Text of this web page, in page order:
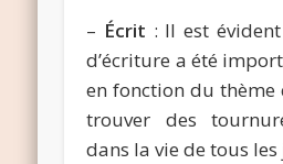
– Écrit : Il est
d’écriture a été
en fonction du thème
trouver des
dans la vie de tous